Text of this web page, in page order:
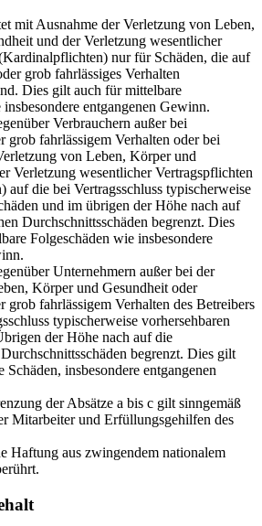
mit Ausnahme der Verletzung von Leben,
und der Verletzung wesentlicher
nur für Schäden, die auf
grob fahrlässiges Verhalten
Dies gilt auch für mittelbare
entgangenen Gewinn.
Verbrauchern außer bei
grob fahrlässigem Verhalten oder bei
von Leben, Körper und
Verletzung wesentlicher Vertragspflichten
auf die bei Vertragsschluss typischerweise
und im übrigen der Höhe nach auf
Durchschnittsschäden begrenzt. Dies
Folgeschäden wie insbesondere
Unternehmern außer bei der
Körper und Gesundheit oder
grob fahrlässigem Verhalten des Betreibers
typischerweise vorhersehbaren
der Höhe nach auf die
begrenzt. Dies gilt
Schäden, insbesondere entgangenen
der Absätze a bis c gilt sinngemäß
Mitarbeiter und Erfüllungsgehilfen des
Haftung aus zwingendem nationalem